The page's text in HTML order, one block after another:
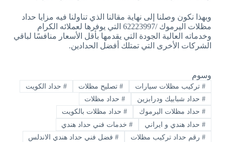
وبهذا نكون وصلنا إلى نهاية مقالنا الذي تناولنا فيه مزايا حداد
مظلات اليرموك /62223997 التي يوفرها لعملائه الكرام
وخدماته العالية الجودة التي يقدمها بأقل الأسعار منافسًا لباقي
الشركات الأخرى التي تمتلك أفضل الحدادين.
وسوم
#تركيب مظلات سيارات #تصليح مظلات # حداد الكويت
#حداد شبابيك ودرابزين #حداد مظلات
#حداد مظلات اليرموك #حداد مظلات بالكويت
#حداد هندي و ايراني #خدمات فني حداد هندي
#رقم حداد تركيب مظلات #فضل فني حداد هندي الاندلس